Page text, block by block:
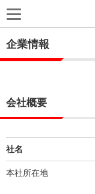
企業情報
会社概要
社名
本社所在地